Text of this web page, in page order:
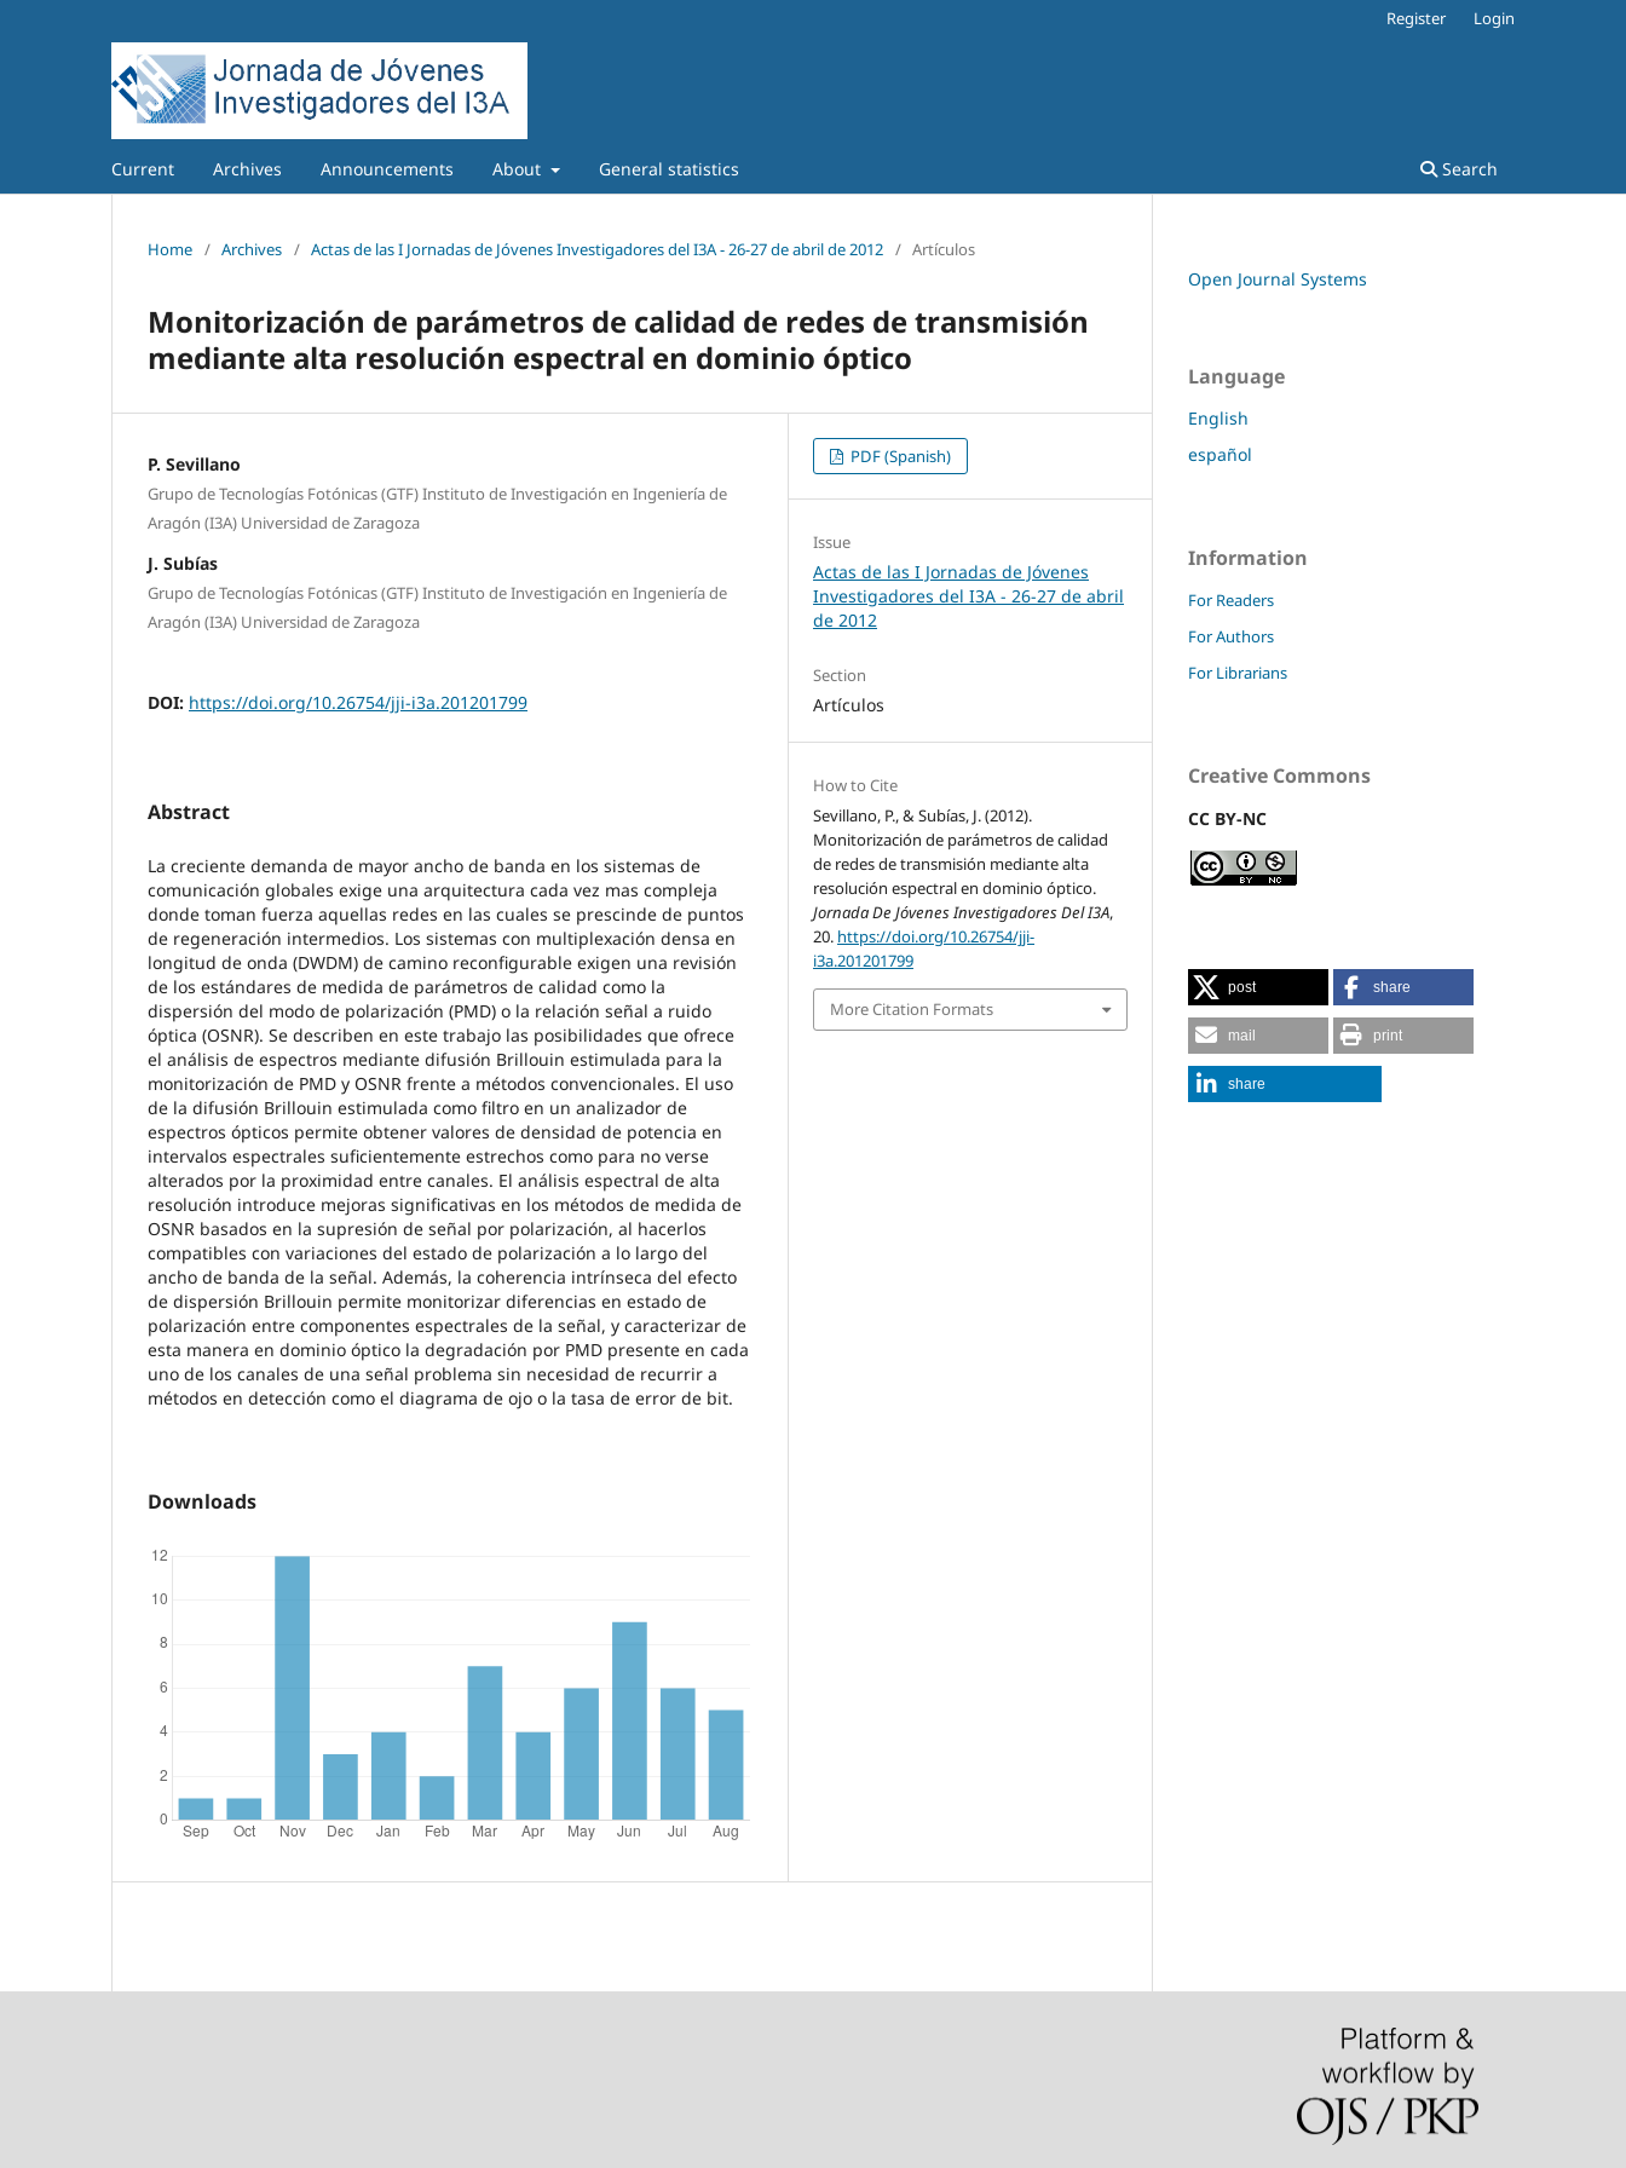
Current Archives Announcements About General statistics Search
Register Login
Home / Archives / Actas de las I Jornadas de Jóvenes Investigadores del I3A - 26‐27 de abril de 2012 / Artículos
Monitorización de parámetros de calidad de redes de transmisión
mediante alta resolución espectral en dominio óptico
P. Sevillano
Grupo de Tecnologías Fotónicas (GTF) Instituto de Investigación en Ingeniería de
Aragón (I3A) Universidad de Zaragoza
J. Subías
Grupo de Tecnologías Fotónicas (GTF) Instituto de Investigación en Ingeniería de
Aragón (I3A) Universidad de Zaragoza
DOI: https://doi.org/10.26754/jji-i3a.201201799
Abstract
La creciente demanda de mayor ancho de banda en los sistemas de
comunicación globales exige una arquitectura cada vez mas compleja
donde toman fuerza aquellas redes en las cuales se prescinde de puntos
de regeneración intermedios. Los sistemas con multiplexación densa en
longitud de onda (DWDM) de camino reconfigurable exigen una revisión
de los estándares de medida de parámetros de calidad como la
dispersión del modo de polarización (PMD) o la relación señal a ruido
óptica (OSNR). Se describen en este trabajo las posibilidades que ofrece
el análisis de espectros mediante difusión Brillouin estimulada para la
monitorización de PMD y OSNR frente a métodos convencionales. El uso
de la difusión Brillouin estimulada como filtro en un analizador de
espectros ópticos permite obtener valores de densidad de potencia en
intervalos espectrales suficientemente estrechos como para no verse
alterados por la proximidad entre canales. El análisis espectral de alta
resolución introduce mejoras significativas en los métodos de medida de
OSNR basados en la supresión de señal por polarización, al hacerlos
compatibles con variaciones del estado de polarización a lo largo del
ancho de banda de la señal. Además, la coherencia intrínseca del efecto
de dispersión Brillouin permite monitorizar diferencias en estado de
polarización entre componentes espectrales de la señal, y caracterizar de
esta manera en dominio óptico la degradación por PMD presente en cada
uno de los canales de una señal problema sin necesidad de recurrir a
métodos en detección como el diagrama de ojo o la tasa de error de bit.
Downloads
PDF (Spanish)
Issue
Actas de las I Jornadas de Jóvenes
Investigadores del I3A - 26‐27 de abril
de 2012
Section
Artículos
How to Cite
Sevillano, P., & Subías, J. (2012).
Monitorización de parámetros de calidad
de redes de transmisión mediante alta
resolución espectral en dominio óptico.
Jornada De Jóvenes Investigadores Del I3A,
20. https://doi.org/10.26754/jji-
i3a.201201799
More Citation Formats
Open Journal Systems
Language
English
español
Information
For Readers
For Authors
For Librarians
Creative Commons
CC BY-NC
post share
mail print
share